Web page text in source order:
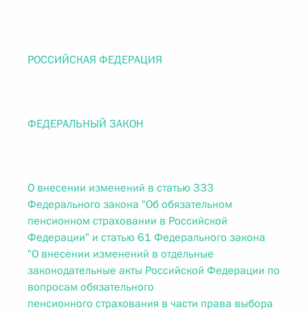
РОССИЙСКАЯ ФЕДЕРАЦИЯ
ФЕДЕРАЛЬНЫЙ ЗАКОН
О внесении изменений в статью 333
Федерального закона "Об обязательном
пенсионном страховании в Российской
Федерации" и статью 61 Федерального закона
"О внесении изменений в отдельные
законодательные акты Российской Федерации по
вопросам обязательного
пенсионного страхования в части права выбора